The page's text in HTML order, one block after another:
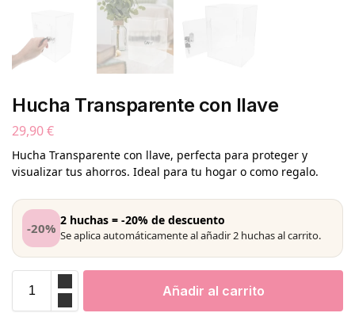
Hucha Transparente con llave
29,90€
Hucha Transparente con llave, perfecta para proteger y
visualizar tus ahorros. Ideal para tu hogar o como regalo.
-20% 2 huchas = -20% de descuento
Se aplica automáticamente al añadir 2 huchas al carrito.
Añadir al carrito